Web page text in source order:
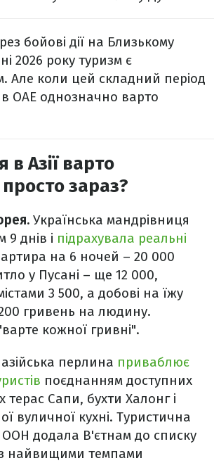
бойові дії на Близькому
2026 року туризм є
Але коли цей складний період
в ОАЕ однозначно варто
в Азії варто
просто зараз?
Українська мандрівниця
9 днів і підрахувала реальні
на 6 ночей – 20 000
у Пусані – ще 12 000,
3 500, а добові на їжу
гривень на людину.
кожної гривні".
перлина приваблює
поєднанням доступних
терас Сапи, бухти Халонг і
вуличної кухні. Туристична
ООН додала В'єтнам до списку
найвищими темпами